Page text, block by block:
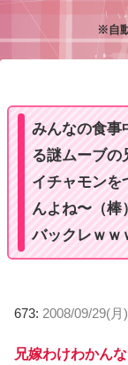
※自
みんなの食事
る謎ムーブの
イチャモンを
んよね〜（棒
バックレｗｗ
673: 2008/09/29(月
兄嫁わけわかんな